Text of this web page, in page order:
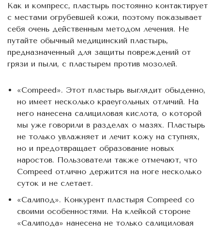
Как и компресс, пластырь постоянно контактирует
с местами огрубевшей кожи, поэтому показывает
себя очень действенным методом лечения. Не
путайте обычный медицинский пластырь,
предназначенный для защиты повреждений от
грязи и пыли, с пластырем против мозолей.
«Compeed». Этот пластырь выглядит обыденно,
но имеет несколько краеугольных отличий. На
него нанесена салициловая кислота, о которой
мы уже говорили в разделах о мазях. Пластырь
не только увлажняет и лечит кожу на ступнях,
но и предотвращает образование новых
наростов. Пользователи также отмечают, что
Compeed отлично держится на ноге несколько
суток и не слетает.
«Салипод». Конкурент пластыря Compeed со
своими особенностями. На клейкой стороне
«Салипода» нанесена не только салициловая